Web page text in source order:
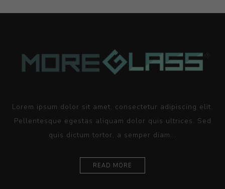
Lorem ipsum dolor sit amet, consectetur adipiscing elit.
Pellentesque egestas aliquam dolor quis ultrices. Sed
quis dictum tortor, a semper diam...
READ MORE